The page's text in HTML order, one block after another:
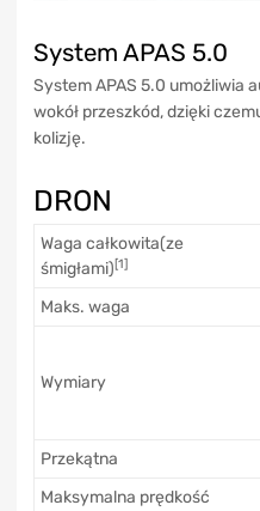
System APAS 5.0
System APAS 5.0 umożliwia
wokół przeszkód, dzięki
kolizję.
DRON
Waga całkowita(ze
śmigłami)[1]
Maks. waga
Wymiary
Przekątna
Maksymalna prędkość